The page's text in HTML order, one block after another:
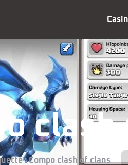
clash
: Compo clash of clans